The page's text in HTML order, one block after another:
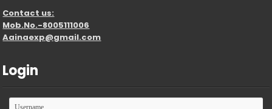
Contact us:
Mob.No.-8005111006
Aainaexp@gmail.com
Login